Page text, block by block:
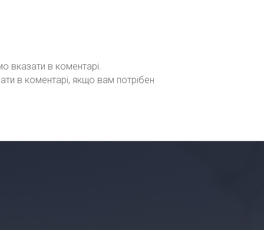
вказати в коментарі.
в коментарі, якщо вам потрібен